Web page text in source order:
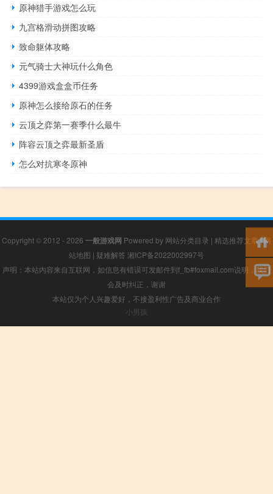
原神猎手游戏怎么玩
九宫格滑动拼图攻略
致命躯体攻略
元气骑士大神玩什么角色
4399游戏盒盒币任务
原神怎么接给原石的任务
云顶之弈第一赛季什么最牛
阵容云顶之弈最新圣盾
怎么对抗寒冬原神
Copyright © 2012 - 2026 一般游戏网 Powered by 网站分类目录 | 精选推荐文章|网
站地图 | 疑难解答 湘ICP备2022002997号
声明：本站内容来自互联网，如信息有错误可发邮件到f_fb#foxmail.com说明，我们
会及时纠正，谢谢
本站仅为个人兴趣爱好，不接盈利性广告及商业合作
小男孩